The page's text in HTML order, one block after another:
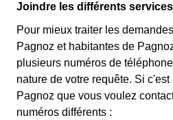
Joindre les différents
Pour mieux traiter les
Pagnoz et habitantes de
plusieurs numéros de
nature de votre requête. Si
Pagnoz que vous voulez
numéros différents :